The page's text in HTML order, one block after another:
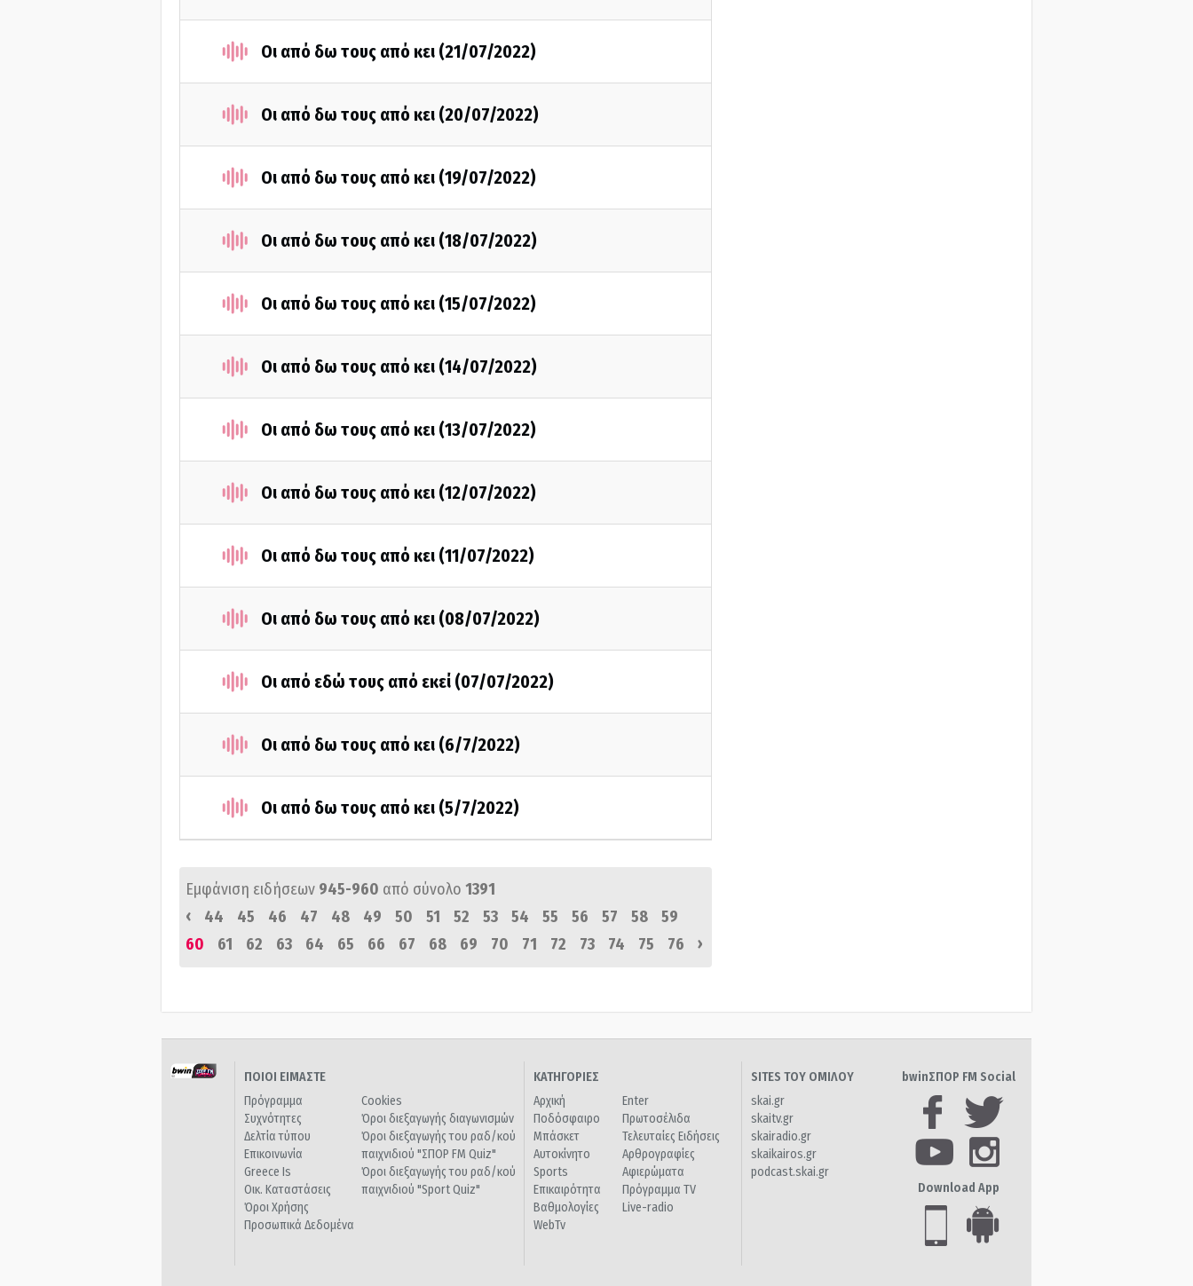
Οι από δω τους από κει (21/07/2022)
Οι από δω τους από κει (20/07/2022)
Οι από δω τους από κει (19/07/2022)
Οι από δω τους από κει (18/07/2022)
Οι από δω τους από κει (15/07/2022)
Οι από δω τους από κει (14/07/2022)
Οι από δω τους από κει (13/07/2022)
Οι από δω τους από κει (12/07/2022)
Οι από δω τους από κει (11/07/2022)
Οι από δω τους από κει (08/07/2022)
Οι από εδώ τους από εκεί (07/07/2022)
Οι από δω τους από κει (6/7/2022)
Οι από δω τους από κει (5/7/2022)
Εμφάνιση ειδήσεων 945-960 από σύνολο 1391
‹
44 45 46 47 48 49 50 51 52 53 54 55 56 57 58
59
60
61 62 63 64 65 66 67 68 69 70 71 72 73 74 75 76 ›
ΠΟΙΟΙ ΕΙΜΑΣΤΕ
Πρόγραμμα
Συχνότητες
Δελτία τύπου
Επικοινωνία
Greece Is
Οικ. Καταστάσεις
Όροι Χρήσης
Προσωπικά Δεδομένα
Cookies
Όροι διεξαγωγής διαγωνισμών
Όροι διεξαγωγής του ραδ/κού
παιχνιδιού "ΣΠΟΡ FM Quiz"
Όροι διεξαγωγής του ραδ/κού
παιχνιδιού "Sport Quiz"
ΚΑΤΗΓΟΡΙΕΣ
Αρχική
Ποδόσφαιρο
Μπάσκετ
Αυτοκίνητο
Sports
Επικαιρότητα
Βαθμολογίες
WebTv
Enter
Πρωτοσέλιδα
Τελευταίες Ειδήσεις
Αρθρογραφίες
Αφιερώματα
Πρόγραμμα TV
Live-radio
SITES ΤΟΥ ΟΜΙΛΟΥ
skai.gr
skaitv.gr
skairadio.gr
skaikairos.gr
podcast.skai.gr
bwinΣΠΟΡ FM Social
Download App